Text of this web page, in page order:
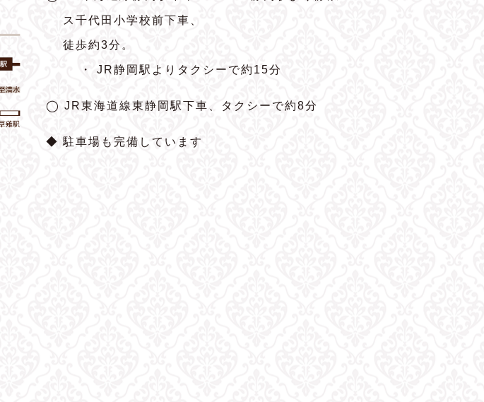
ス千代田小学校前下車、
徒歩約3分。
・ JR静岡駅よりタクシーで約15分
◯ JR東海道線東静岡駅下車、タクシーで約8分
◆ 駐車場も完備しています